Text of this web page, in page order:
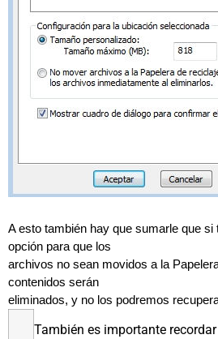
A esto también hay que sumarle que si
opción para que los
archivos no sean movidos a la
contenidos serán
eliminados, y no los podremos
También es importante